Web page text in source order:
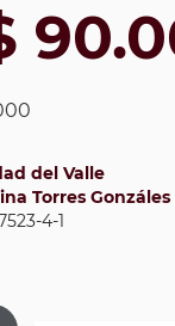
del Valle
Torres Gonzáles
4-1